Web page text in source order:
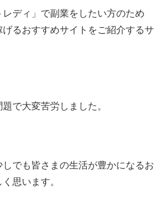
ディ」で副業をしたい方のため
るおすすめサイトをご紹介するサ
で大変苦労しました。
でも皆さまの生活が豊かになるお
思います。